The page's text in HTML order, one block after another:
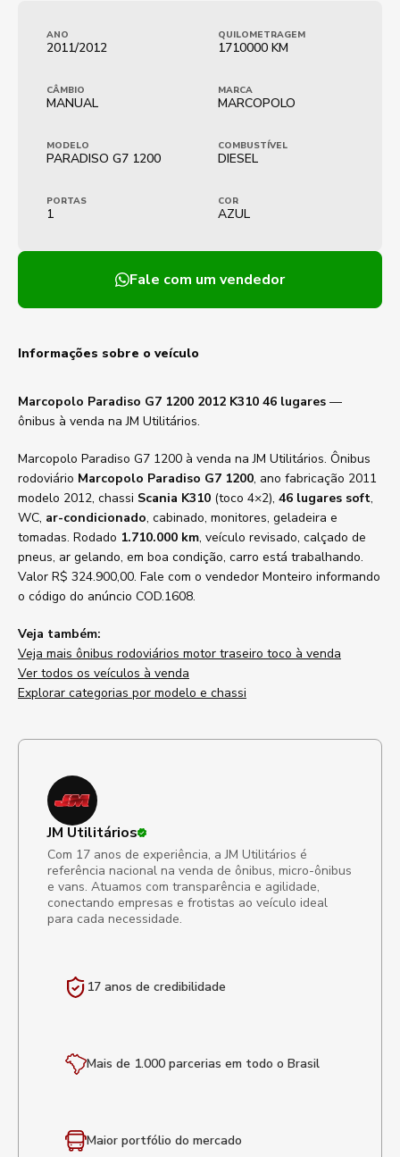
ANO
2011/2012
QUILOMETRAGEM
1710000 KM
CÂMBIO
MANUAL
MARCA
MARCOPOLO
MODELO
PARADISO G7 1200
COMBUSTÍVEL
DIESEL
PORTAS
1
COR
AZUL
Fale com um vendedor
Informações sobre o veículo
Marcopolo Paradiso G7 1200 2012 K310 46 lugares —
ônibus à venda na JM Utilitários.
Marcopolo Paradiso G7 1200 à venda na JM Utilitários. Ônibus
rodoviário Marcopolo Paradiso G7 1200, ano fabricação 2011
modelo 2012, chassi Scania K310 (toco 4×2), 46 lugares soft,
WC, ar-condicionado, cabinado, monitores, geladeira e
tomadas. Rodado 1.710.000 km, veículo revisado, calçado de
pneus, ar gelando, em boa condição, carro está trabalhando.
Valor R$ 324.900,00. Fale com o vendedor Monteiro informando
o código do anúncio COD.1608.
Veja também:
Veja mais ônibus rodoviários motor traseiro toco à venda
Ver todos os veículos à venda
Explorar categorias por modelo e chassi
JM Utilitários
Com 17 anos de experiência, a JM Utilitários é
referência nacional na venda de ônibus, micro-ônibus
e vans. Atuamos com transparência e agilidade,
conectando empresas e frotistas ao veículo ideal
para cada necessidade.
17 anos de credibilidade
Mais de 1.000 parcerias em todo o Brasil
Maior portfólio do mercado